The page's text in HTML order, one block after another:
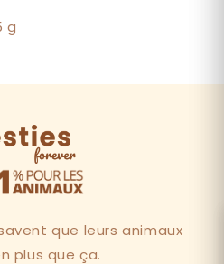
g
que leurs animaux
plus que ça.